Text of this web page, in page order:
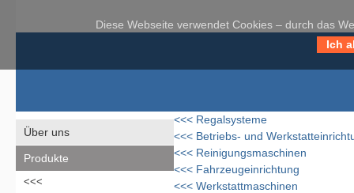
Über uns
Produkte
<<<
<<< Regalsysteme
<<< Betriebs- und
<<< Reinigungsmaschinen
<<< Fahrzeugeinrichtung
<<< Werkstattmaschinen
Diese Webseite verwendet Cookies – durch das
Ich